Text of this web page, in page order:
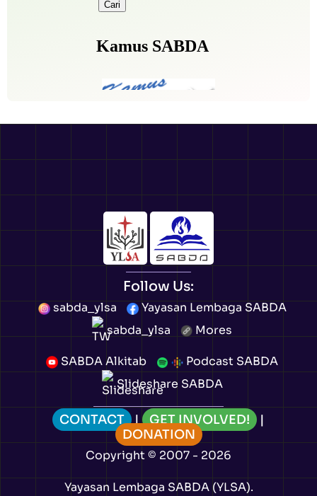
Follow Us:
sabda_ylsa
Yayasan Lembaga SABDA
sabda_ylsa
Mores
SABDA Alkitab
Podcast SABDA
Slideshare SABDA
CONTACT | GET INVOLVED!
|
DONATION
Copyright© 2007 - 2026
Yayasan Lembaga SABDA (YLSA).